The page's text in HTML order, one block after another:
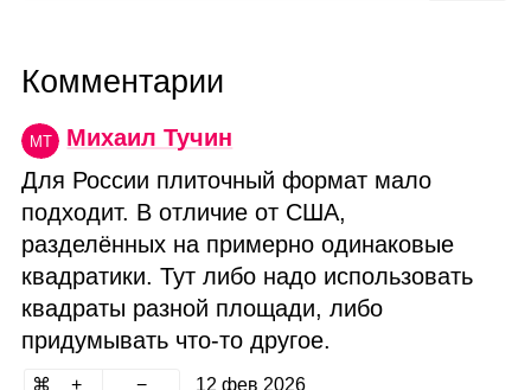
Комментарии
МТ
Михаил Тучин
Для России плиточный формат мало
подходит. В отличие от США,
разделённых на примерно одинаковые
квадратики. Тут либо надо использовать
квадраты разной площади, либо
придумывать что‑то другое.
12 фев 2026